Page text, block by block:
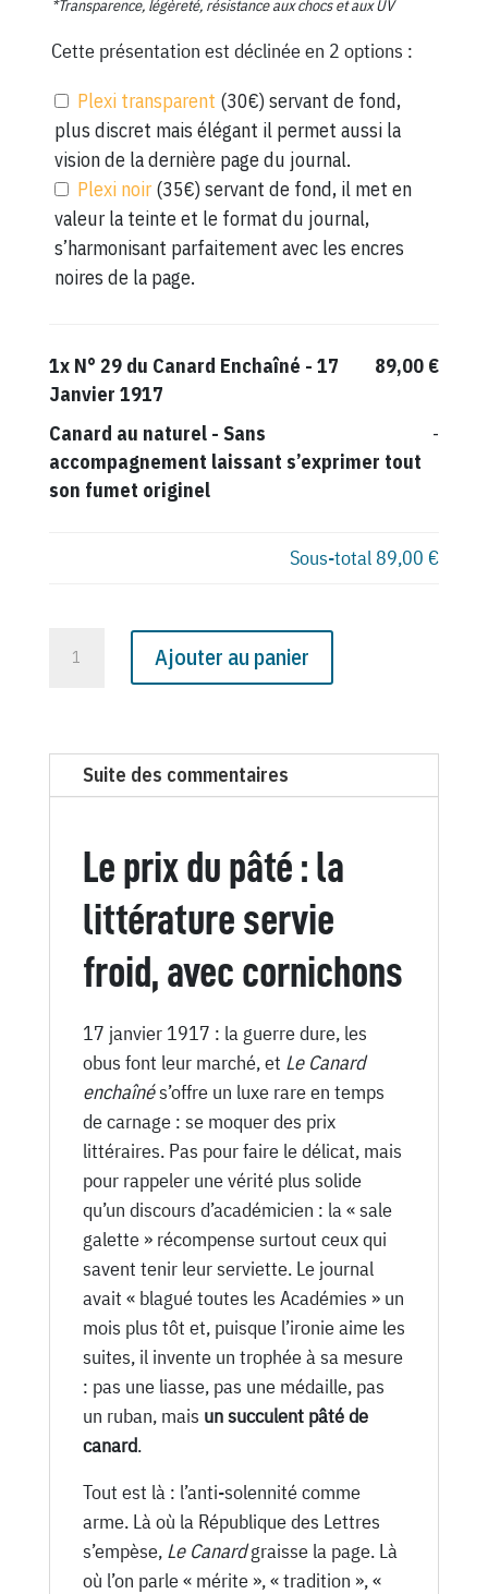
*Transparence, légèreté, résistance aux chocs et aux UV
Cette présentation est déclinée en 2 options :
Plexi transparent (30€) servant de fond,
plus discret mais élégant il permet aussi la
vision de la dernière page du journal.
Plexi noir (35€) servant de fond, il met en
valeur la teinte et le format du journal,
s’harmonisant parfaitement avec les encres
noires de la page.
1x N° 29 du Canard Enchaîné - 17
Janvier 1917
89,00 €
Canard au naturel- Sans
accompagnement laissant s’exprimer tout
son fumet originel
-
Sous-total 89,00 €
du
Canard
Janvier
1917
Ajouter au panier
Suite des commentaires
Le prix du pâté : la
littérature servie
froid, avec cornichons
17 janvier 1917 : la guerre dure, les
obus font leur marché, et Le Canard
enchaînés’offre un luxe rare en temps
de carnage : se moquer des prix
littéraires. Pas pour faire le délicat, mais
pour rappeler une vérité plus solide
qu’un discours d’académicien : la « sale
galette » récompense surtout ceux qui
savent tenir leur serviette. Le journal
avait « blagué toutes les Académies » un
mois plus tôt et, puisque l’ironie aime les
suites, il invente un trophée à sa mesure
: pas une liasse, pas une médaille, pas
un ruban, mais un succulent pâté de
canard.
Tout est là : l’anti-solennité comme
arme. Là où la République des Lettres
s’empèse, Le Canardgraisse la page. Là
où l’on parle « mérite », « tradition », «